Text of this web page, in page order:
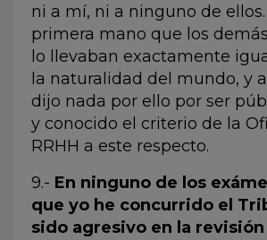
ni a mí, ni a ninguno de ellos.
primera mano que los
lo llevaban exactamente
la naturalidad del mundo, y
dijo nada por ello por ser
y conocido el criterio de la
RRHH a este respecto.
9.- En ninguno de los
que yo he concurrido el
sido agresivo en la